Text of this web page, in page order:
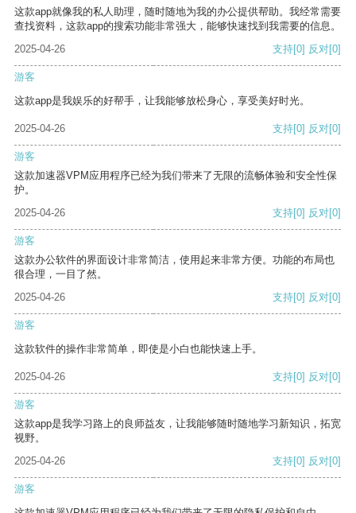
这款app就像我的私人助理，随时随地为我的办公提供帮助。我经常需要
查找资料，这款app的搜索功能非常强大，能够快速找到我需要的信息。
2025-04-26
支持[0] 反对[0]
游客
这款app是我娱乐的好帮手，让我能够放松身心，享受美好时光。
2025-04-26 支持[0] 反对[0]
游客
这款加速器VPM应用程序已经为我们带来了无限的流畅体验和安全性保
护。
2025-04-26
支持[0] 反对[0]
游客
这款办公软件的界面设计非常简洁，使用起来非常方便。功能的布局也
很合理，一目了然。
2025-04-26
支持[0] 反对[0]
游客
这款软件的操作非常简单，即使是小白也能快速上手。
2025-04-26 支持[0] 反对[0]
游客
这款app是我学习路上的良师益友，让我能够随时随地学习新知识，拓宽
视野。
2025-04-26
支持[0] 反对[0]
游客